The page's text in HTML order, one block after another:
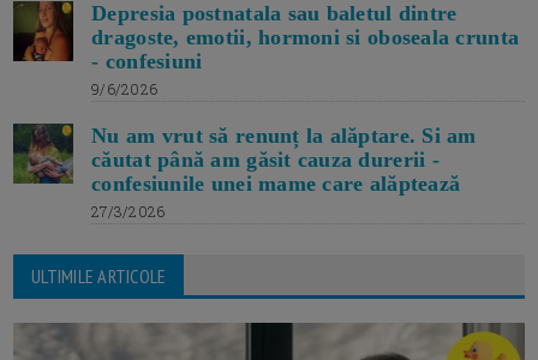
Depresia postnatala sau baletul dintre
dragoste, emotii, hormoni si oboseala crunta
- confesiuni
9/6/2026
Nu am vrut să renunț la alăptare. Si am
căutat până am găsit cauza durerii -
confesiunile unei mame care alăptează
27/3/2026
ULTIMILE ARTICOLE